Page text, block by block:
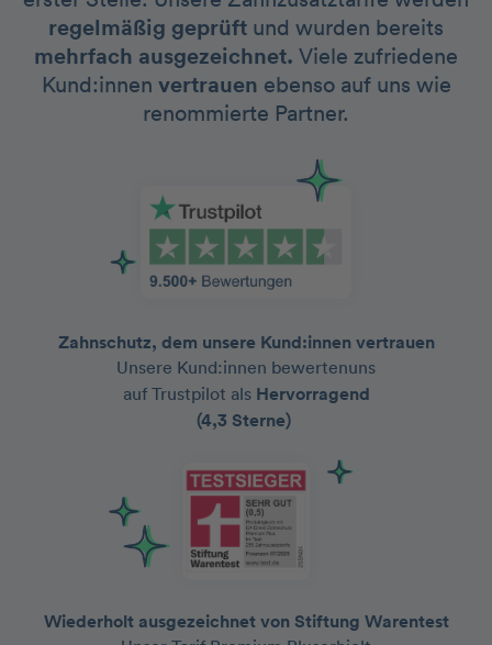
regelmäßig geprüft und wurden bereits
mehrfach ausgezeichnet. Viele zufriedene
Kund:innen vertrauen ebenso auf uns wie
renommierte Partner.
Zahnschutz, dem unsere Kund:innen vertrauen
Unsere Kund:innen bewertenuns
auf Trustpilot als Hervorragend
(4,3 Sterne)
Wiederholt ausgezeichnet von Stiftung Warentest